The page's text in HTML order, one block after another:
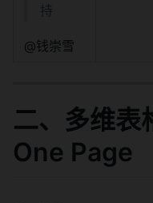
@钱崇雪
二、多维表
One Page